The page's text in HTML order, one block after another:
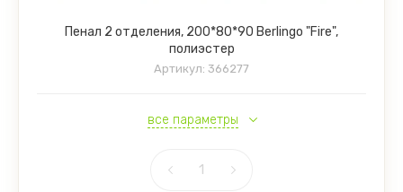
Пенал 2 отделения, 200*80*90 Berlingo "Fire",
полиэстер
Артикул: 366277
все параметры